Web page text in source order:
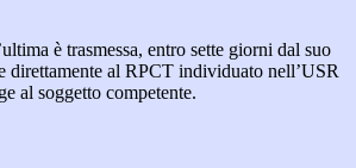
è trasmessa, entro sette giorni dal suo
direttamente al RPCT individuato nell’USR
al soggetto competente.